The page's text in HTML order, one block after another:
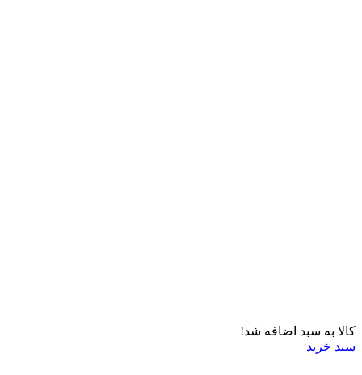
کالا به سبد اضافه شد!
سبد خرید